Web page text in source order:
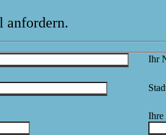
anfordern.
Ihr
Ihre